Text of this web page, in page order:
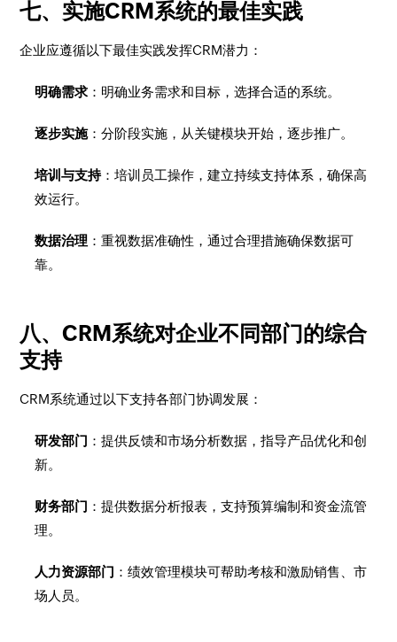
七、实施CRM系统的最佳实践
企业应遵循以下最佳实践发挥CRM潜力：
明确需求 ：明确业务需求和目标，选择合适的系统。
逐步实施：分阶段实施，从关键模块开始，逐步推广。
培训与支持：培训员工操作，建立持续支持体系，确保高
效运行。
数据治理 ：重视数据准确性，通过合理措施确保数据可
靠。
八、CRM系统对企业不同部门的综合
支持
CRM系统通过以下支持各部门协调发展：
研发部门 ：提供反馈和市场分析数据，指导产品优化和创
新。
财务部门 ：提供数据分析报表，支持预算编制和资金流管
理。
人力资源部门 ：绩效管理模块可帮助考核和激励销售、市
场人员。